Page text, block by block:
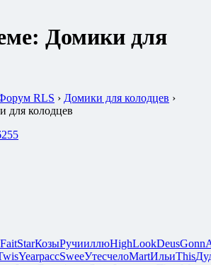
Домики для
RLS › Домики для колодцев ›
для колодцев
FaitStarКозыРучииллюHighLookDeusGonn
YearрассSweeУтесчелоMartИльиThis